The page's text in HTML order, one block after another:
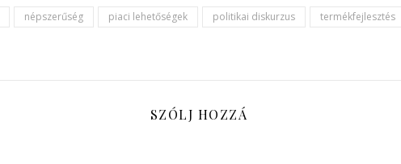
népszerűség piaci lehetőségek politikai diskurzus termékfejlesztés
SZÓLJ HOZZÁ